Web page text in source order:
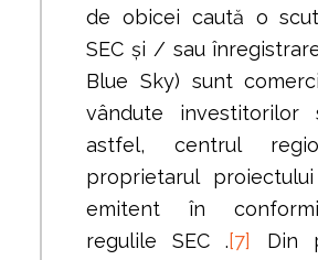
de obicei caută o
SEC și / sau
Blue Sky) sunt
vândute investitorilor
astfel, centrul
proprietarul
emitent în
regulile SEC .[7]
Din